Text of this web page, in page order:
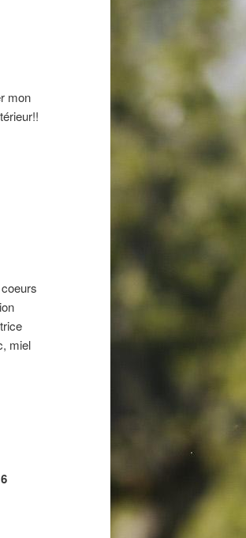
mon
miel